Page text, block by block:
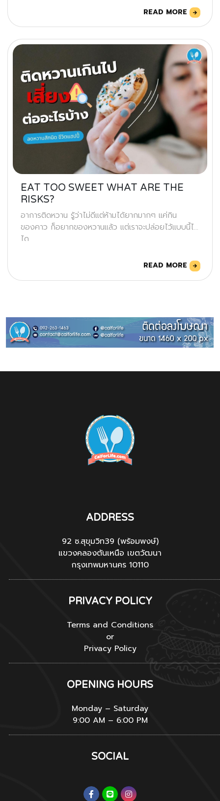
READ MORE
EAT TOO SWEET WHAT ARE THE
RISKS?
อาการติดหวาน รู้ว่าไม่ดีแต่ห้ามได้ยากมากๆ แค่กิน
ของคาว ก็อยากของหวานแล้ว แต่เราจะปล่อยไว้แบบนี้ไม่
ได
READ MORE
ADDRESS
92 ซ.สุขุมวิท39 (พร้อมพงษ์)
แขวงคลองตันเหนือ เขตวัฒนา
กรุงเทพมหานคร 10110
PRIVACY POLICY
Terms and Conditions
or
Privacy Policy
OPENING HOURS
Monday – Saturday
9:00 AM – 6:00 PM
SOCIAL